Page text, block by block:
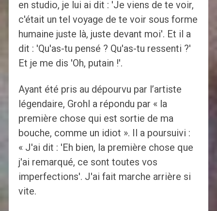
en studio, je lui ai dit : 'Je viens de te voir,
c'était un tel voyage de te voir sous forme
humaine juste là, juste devant moi'. Et il a
dit : 'Qu'as-tu pensé ? Qu'as-tu ressenti ?'
Et je me dis 'Oh, putain !'.
Ayant été pris au dépourvu par l’artiste
légendaire, Grohl a répondu par « la
première chose qui est sortie de ma
bouche, comme un idiot ». Il a poursuivi :
« J'ai dit : 'Eh bien, la première chose que
j'ai remarqué, ce sont toutes vos
imperfections'. J'ai fait marche arrière si
vite.